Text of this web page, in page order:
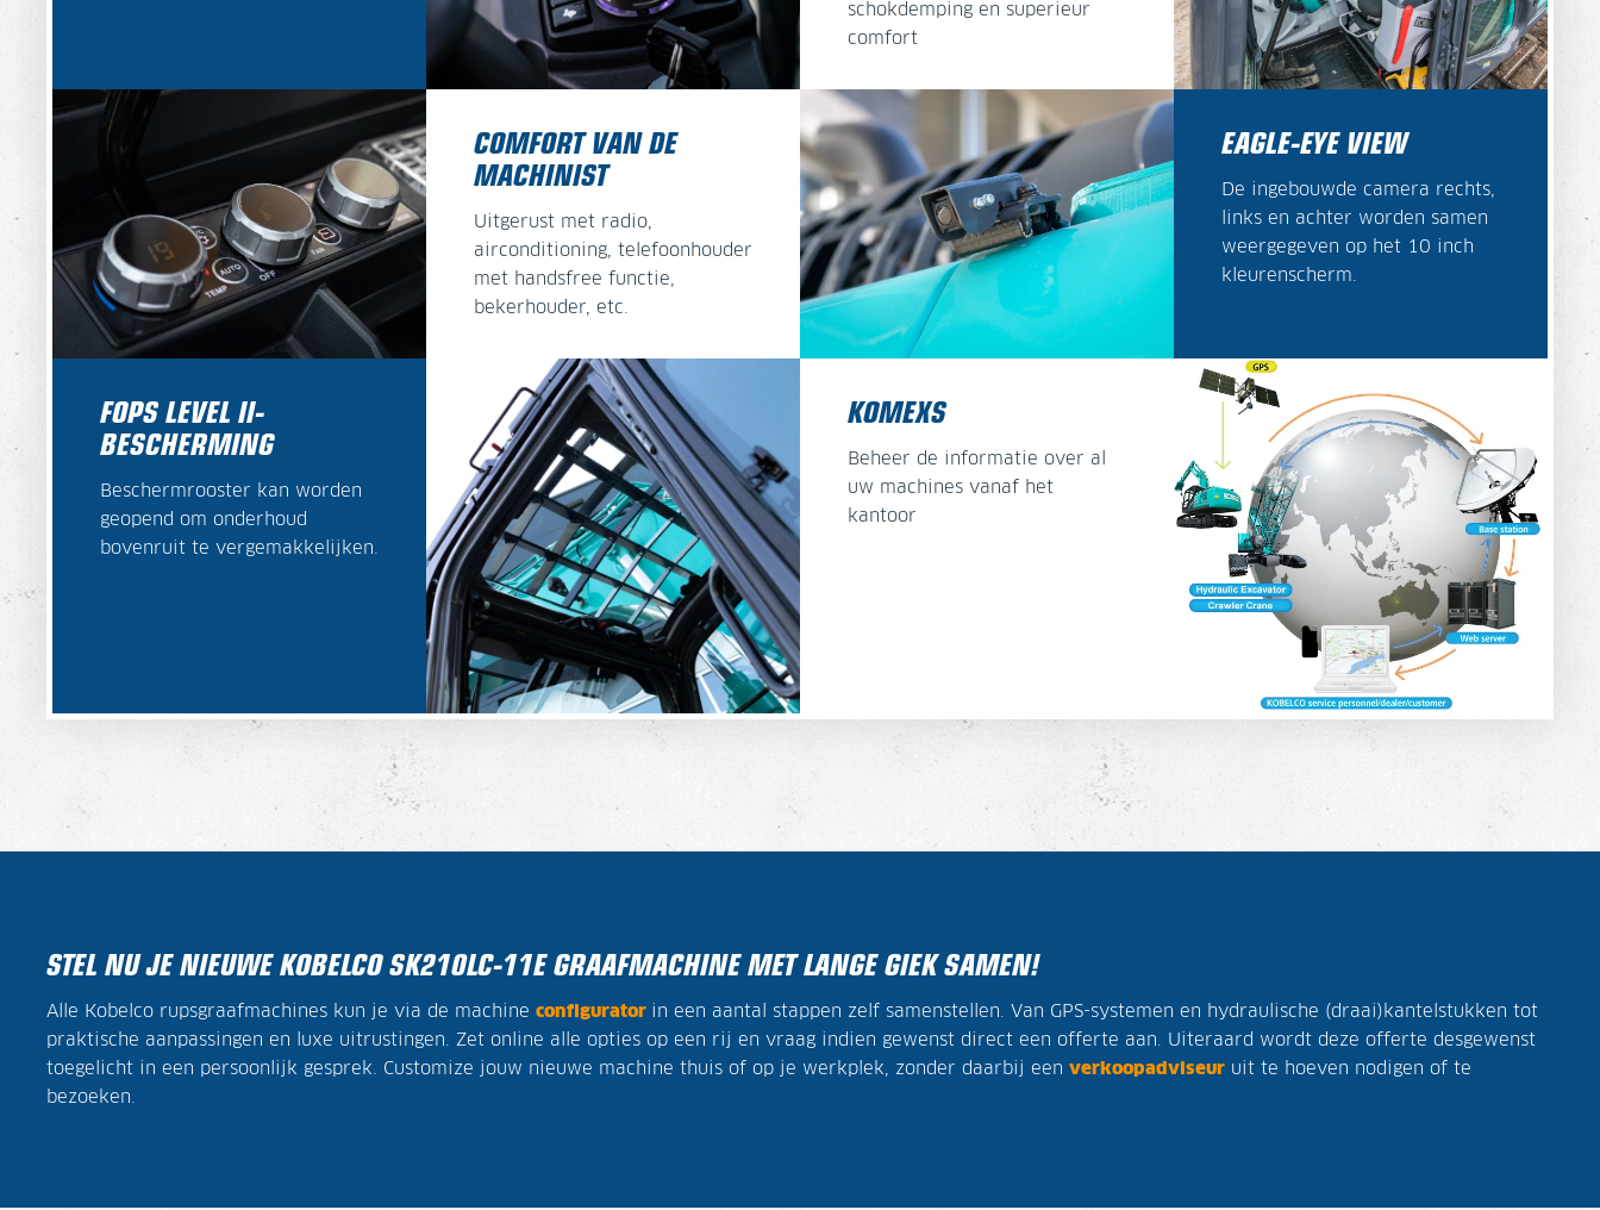
schokdemping en superieur
comfort
COMFORT VAN DE
MACHINIST
Uitgerust met radio,
airconditioning, telefoonhouder
met handsfree functie,
bekerhouder, etc.
EAGLE-EYE VIEW
De ingebouwde camera rechts,
links en achter worden samen
weergegeven op het 10 inch
kleurenscherm.
FOPS LEVEL II-
BESCHERMING
Beschermrooster kan worden
geopend om onderhoud
bovenruit te vergemakkelijken.
KOMEXS
Beheer de informatie over al
uw machines vanaf het
kantoor
STEL NU JE NIEUWE KOBELCO SK210LC-11EGRAAFMACHINE MET LANGE GIEK SAMEN!
Alle Kobelco rupsgraafmachines kun je via de machine configurator in een aantal stappen zelf samenstellen. Van GPS-systemen en hydraulische (draai)kantelstukken tot
praktische aanpassingen en luxe uitrustingen. Zet online alle opties op een rij en vraag indien gewenst direct een offerte aan. Uiteraard wordt deze offerte desgewenst
toegelicht in een persoonlijk gesprek. Customize jouw nieuwe machine thuis of op je werkplek, zonder daarbij een verkoopadviseur uit te hoeven nodigen of te
bezoeken.